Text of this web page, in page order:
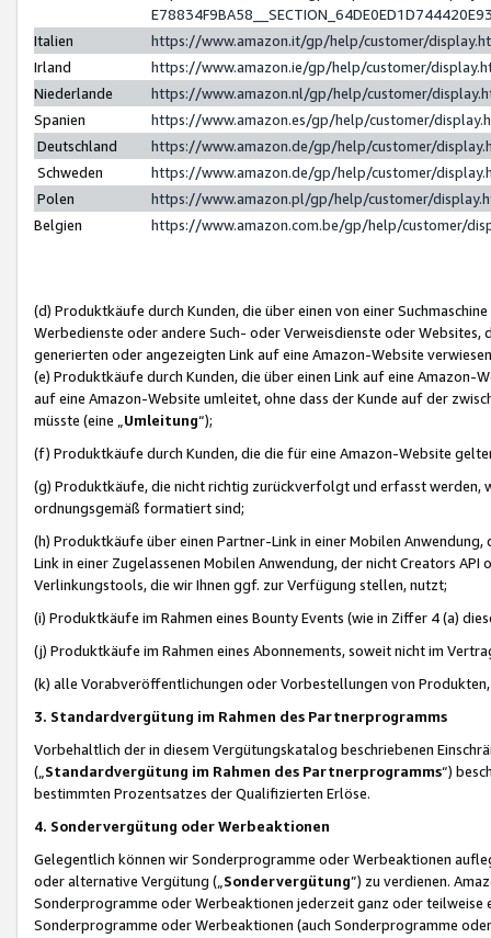
Italien
https://www.amazon.it/gp/help/customer/
Irland
https://www.amazon.ie/gp/help/customer/
Niederlande
https://www.amazon.nl/gp/help/customer/
Spanien
https://www.amazon.es/gp/help/customer/
Deutschland
https://www.amazon.de/gp/help/customer/
Schweden
https://www.amazon.de/gp/help/customer/
Polen
https://www.amazon.pl/gp/help/customer/
Belgien
https://www.amazon.com.be/gp/help/customer/
(d) Produktkäufe durch Kunden, die über einen von einer
Werbedienste oder andere Such- oder Verweisdienste oder Websites,
generierten oder angezeigten Link auf eine Amazon-Website
(e) Produktkäufe durch Kunden, die über einen Link auf eine
auf eine Amazon-Website umleitet, ohne dass der Kunde auf der
müsste (eine „ Umleitung“);
(f) Produktkäufe durch Kunden, die die für eine Amazon-Website
(g) Produktkäufe, die nicht richtig zurückverfolgt und erfasst werden,
ordnungsgemäß formatiert sind;
(h) Produktkäufe über einen Partner-Link in einer Mobilen
Link in einer Zugelassenen Mobilen Anwendung, der nicht Creators
Verlinkungstools, die wir Ihnen ggf. zur Verfügung stellen, nutzt;
(i) Produktkäufe im Rahmen eines Bounty Events (wie in Ziffer 4 (a)
(j) Produktkäufe im Rahmen eines Abonnements, soweit nicht im
(k) alle Vorabveröffentlichungen oder Vorbestellungen von
3. Standardvergütung im Rahmen des Partnerprogramms
Vorbehaltlich der in diesem Vergütungskatalog beschriebenen
(„ Standardvergütung im Rahmen des Partnerprogramms“)
bestimmten Prozentsatzes der Qualifizierten Erlöse.
4. Sondervergütung oder Werbeaktionen
Gelegentlich können wir Sonderprogramme oder Werbeaktionen
oder alternative Vergütung („ Sondervergütung”) zu verdienen.
Sonderprogramme oder Werbeaktionen jederzeit ganz oder
Sonderprogramme oder Werbeaktionen (auch Sonderprogramme